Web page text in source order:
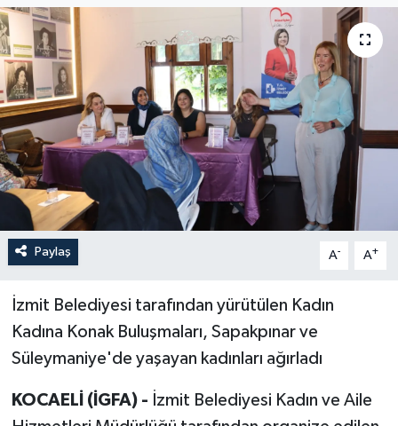
Paylaş A- A+
İzmit Belediyesi tarafından yürütülen Kadın
Kadına Konak Buluşmaları, Sapakpınar ve
Süleymaniye'de yaşayan kadınları ağırladı
KOCAELİ (İGFA) - İzmit Belediyesi Kadın ve Aile